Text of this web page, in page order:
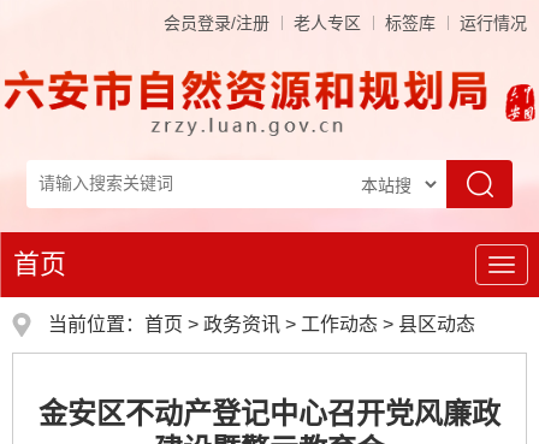
会员登录/注册 老人专区 标签库 运行情况
导
首页
当前位置： 首页 > 政务资讯 > 工作动态 > 县区动态
金安区不动产登记中心召开党风廉政